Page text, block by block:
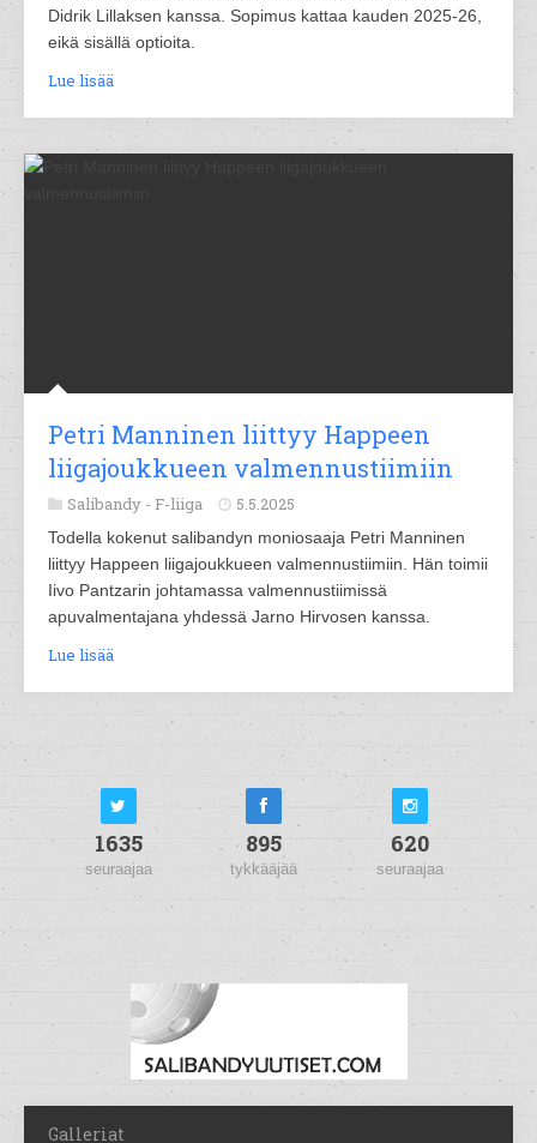
Didrik Lillaksen kanssa. Sopimus kattaa kauden 2025-26,
eikä sisällä optioita.
Lue lisää
Petri Manninen liittyy Happeen
liigajoukkueen valmennustiimiin
Salibandy - F-liiga 5.5.2025
Todella kokenut salibandyn moniosaaja Petri Manninen
liittyy Happeen liigajoukkueen valmennustiimiin. Hän toimii
Iivo Pantzarin johtamassa valmennustiimissä
apuvalmentajana yhdessä Jarno Hirvosen kanssa.
Lue lisää
1635
seuraajaa
895
tykkääjää
620
seuraajaa
Galleriat